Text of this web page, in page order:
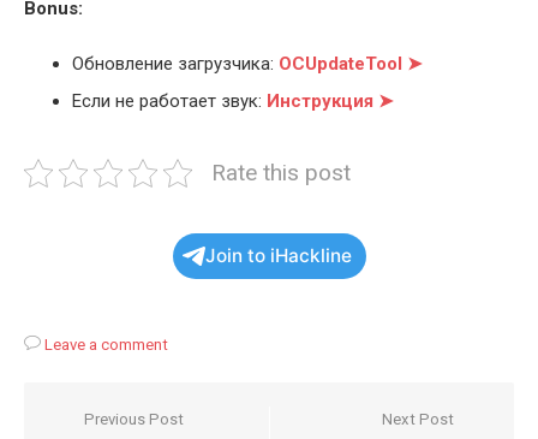
Bonus:
Обновление загрузчика: OCUpdateTool ➤
Если не работает звук: Инструкция ➤
Rate this post
Join to iHackline
Leave a comment
Навигация
Previous Post Next Post